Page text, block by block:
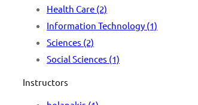
Health Care (2)
Information Technology (1)
Sciences (2)
Social Sciences (1)
Instructors